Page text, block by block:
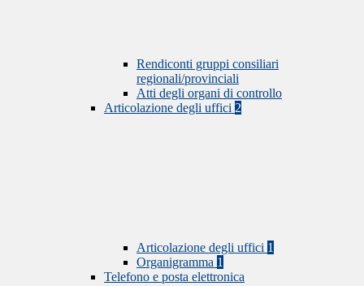
Rendiconti gruppi consiliari
regionali/provinciali
Atti degli organi di controllo
Articolazione degli uffici 2
Articolazione degli uffici 1
Organigramma 1
Telefono e posta elettronica